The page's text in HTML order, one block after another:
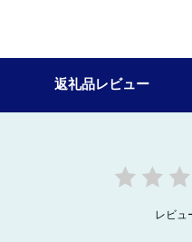
返礼品レビュー
レビュ